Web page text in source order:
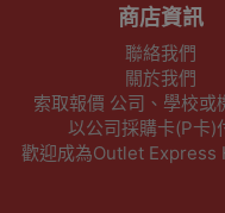
商店資訊
聯絡我們
關於我們
索取報價 公司、學校或
以公司採購卡(P卡)
歡迎成為Outlet Express